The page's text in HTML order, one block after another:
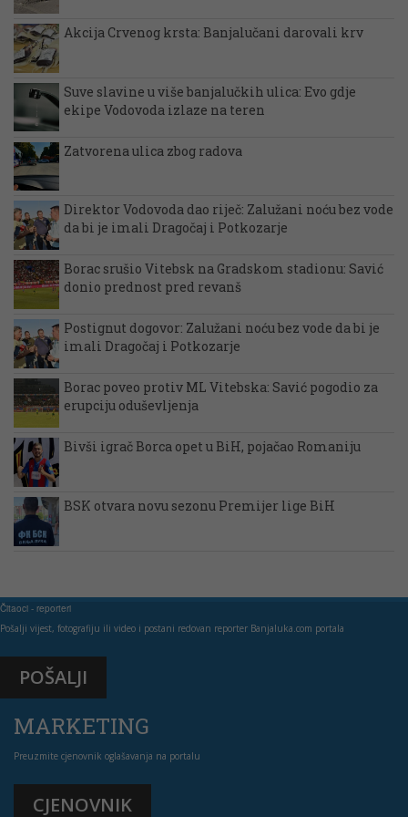
Akcija Crvenog krsta: Banjalučani darovali krv
Suve slavine u više banjalučkih ulica: Evo gdje
ekipe Vodovoda izlaze na teren
Zatvorena ulica zbog radova
Direktor Vodovoda dao riječ: Zalužani noću bez vode
da bi je imali Dragočaj i Potkozarje
Borac srušio Vitebsk na Gradskom stadionu: Savić
donio prednost pred revanš
Postignut dogovor: Zalužani noću bez vode da bi je
imali Dragočaj i Potkozarje
Borac poveo protiv ML Vitebska: Savić pogodio za
erupciju oduševljenja
Bivši igrač Borca opet u BiH, pojačao Romaniju
BSK otvara novu sezonu Premijer lige BiH
Čitaoci - reporteri
Pošalji vijest, fotografiju ili video i postani redovan reporter Banjaluka.com portala
POŠALJI
MARKETING
Preuzmite cjenovnik oglašavanja na portalu
CJENOVNIK